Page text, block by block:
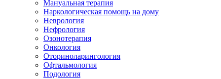
Мануальная терапия
Наркологическая помощь на дому
Неврология
Нефрология
Озонотерапия
Онкология
Оториноларингология
Офтальмология
Подология